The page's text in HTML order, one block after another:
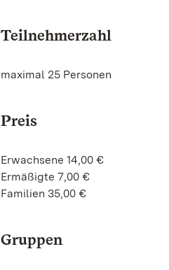
Teilnehmerzahl
maximal 25 Personen
Preis
Erwachsene 14,00 €
Ermäßigte 7,00 €
Familien 35,00 €
Gruppen